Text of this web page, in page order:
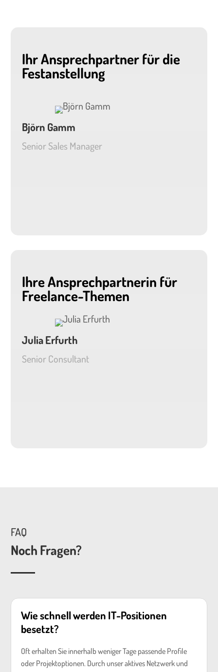
Ihr Ansprechpartner für die
Festanstellung
Björn Gamm
Senior Sales Manager
Ihre Ansprechpartnerin für
Freelance-Themen
Julia Erfurth
Senior Consultant
FAQ
Noch Fragen?
Wie schnell werden IT-Positionen
besetzt?
Oft erhalten Sie innerhalb weniger Tage passende Profile
oder Projektoptionen. Durch unser aktives Netzwerk und